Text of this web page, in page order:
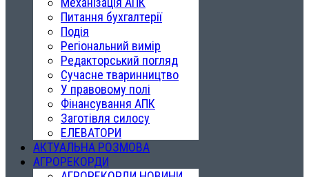
Питання бухгалтерії
Подія
Регіональний вимір
Редакторський погляд
Сучасне тваринництво
У правовому полі
Фінансування АПК
Заготівля силосу
ЕЛЕВАТОРИ
АКТУАЛЬНА РОЗМОВА
АГРОРЕКОРДИ